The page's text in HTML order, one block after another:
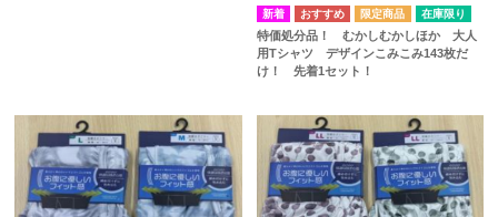
在庫限り
特価処分品！ むかしむかしほか 大人
用Tシャツ デザインこみこみ143枚だ
け！ 先着1セット！